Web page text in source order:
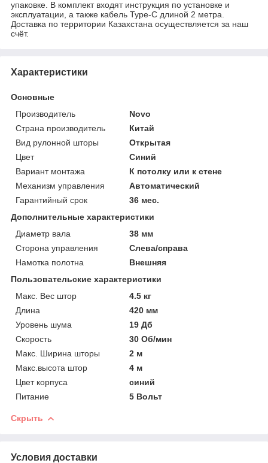
упаковке. В комплект входят инструкция по установке и
эксплуатации, а также кабель Type-C длиной 2 метра.
Доставка по территории Казахстана осуществляется за наш
счёт.
Характеристики
Основные
Производитель
Novo
Страна производитель
Китай
Вид рулонной шторы
Открытая
Цвет
Синий
Вариант монтажа
К потолку или к стене
Механизм управления
Автоматический
Гарантийный срок
36 мес.
Дополнительные характеристики
Диаметр вала
38 мм
Сторона управления
Слева/справа
Намотка полотна
Внешняя
Пользовательские характеристики
Макс. Вес штор
4.5 кг
Длина
420 мм
Уровень шума
19 Дб
Скорость
30 Об/мин
Макс. Ширина шторы
2 м
Макс.высота штор
4 м
Цвет корпуса
синий
Питание
5 Вольт
Скрыть
Условия доставки